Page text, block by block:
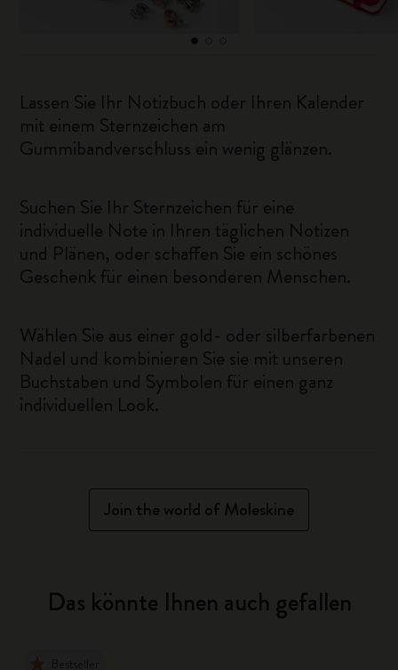
Lassen Sie Ihr Notizbuch oder Ihren Kalender
mit einem Sternzeichen am
Gummibandverschluss ein wenig glänzen.
Suchen Sie Ihr Sternzeichen für eine
individuelle Note in Ihren täglichen Notizen
und Plänen, oder schaffen Sie ein schönes
Geschenk für einen besonderen Menschen.
Wählen Sie aus einer gold- oder silberfarbenen
Nadel und kombinieren Sie sie mit unseren
Buchstaben und Symbolen für einen ganz
individuellen Look.
Join the world of Moleskine
Das könnte Ihnen auch gefallen